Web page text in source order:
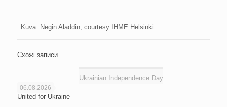
Kuva: Negin Aladdin, courtesy IHME Helsinki
Схожі записи
Ukrainian Independence Day
06.08.2026
United for Ukraine